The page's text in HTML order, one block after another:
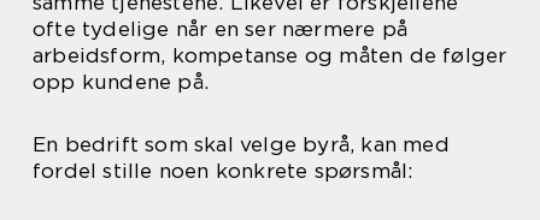
ofte tydelige når en ser nærmere på
arbeidsform, kompetanse og måten de følger
opp kundene på.
En bedrift som skal velge byrå, kan med
fordel stille noen konkrete spørsmål: